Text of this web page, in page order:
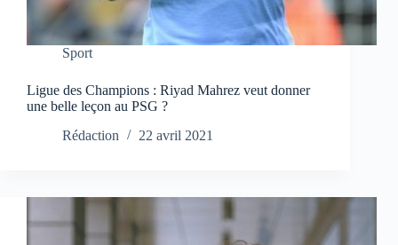
Sport
Ligue des Champions : Riyad Mahrez veut donner
une belle leçon au PSG ?
Rédaction
22 avril 2021